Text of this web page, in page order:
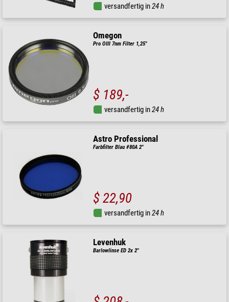
versandfertig in24 h
Omegon
Pro OIII 7nm Filter 1,25"
$ 189,-
versandfertig in24 h
Astro Professional
Farbfilter Blau #80A 2"
$ 22,90
versandfertig in24 h
Levenhuk
Barlowlinse ED 2x 2"